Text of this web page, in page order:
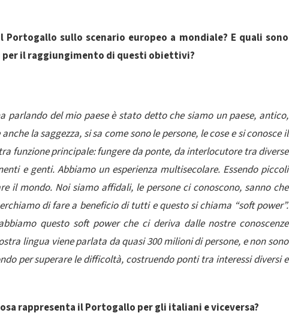
Portogallo sullo scenario europeo a mondiale? E quali sono
il raggiungimento di questi obiettivi?
parlando del mio paese è stato detto che siamo un paese, antico,
la saggezza, si sa come sono le persone, le cose e si conosce il
funzione principale: fungere da ponte, da interlocutore tra diverse
e genti. Abbiamo un esperienza multisecolare. Essendo piccoli
il mondo. Noi siamo affidali, le persone ci conoscono, sanno che
di fare a beneficio di tutti e questo si chiama “soft power”.
questo soft power che ci deriva dalle nostre conoscenze
lingua viene parlata da quasi 300 milioni di persone, e non sono
per superare le difficoltà, costruendo ponti tra interessi diversi e
rappresenta il Portogallo per gli italiani e viceversa?